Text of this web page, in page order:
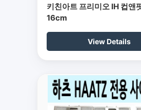
키친아트 프리미오 IH 컵앤
16cm
View Details